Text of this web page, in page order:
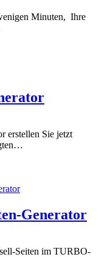
Minuten, Ihre
erstellen Sie jetzt
Generator
Seiten im TURBO-